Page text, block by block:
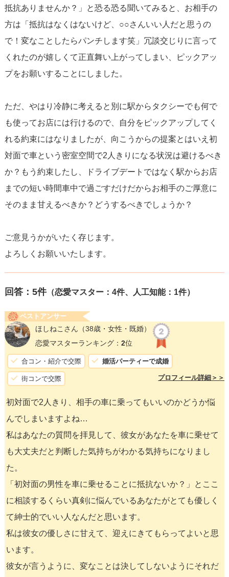
抵抗ありませんか？」と恐る恐る聞いてみると、お相手の
方は「抵抗はなくはないけど、○○さんいい人だと思うの
で！変なことしたらパンチします笑」冗談交じりに言って
くれたのが嬉しくて正直舞い上がってしまい、ピックアッ
プをお願いすることにしました。
ただ、やはり冷静に考えると別に駅からタクシーでも何で
も使ってお店には行けるので、自分をピックアップしてく
れる約束にはなりましたが、向こうからの提案とはいえ初
対面で車という密室空間で2人きりになる状況は避けるべき
か？もう約束したし、ドライブデートではなく駅からお店
までの短い時間車中で過ごすだけだからお相手のご厚意に
そのまま甘えるべきか？どうするべきでしょうか？
ご意見うかがいたく存じます。
よろしくお願いいたします。
回答： 5件（恋愛マスター：4件、人工知能：1件）
ベストアンサー
ほしねこさん （38歳・女性・既婚）
恋愛マスターランキング： 2位
合コン・紹介で交際 婚活パーティーで成婚
街コンで交際 プロフィール詳細＞＞
初対面で2人きり、相手の車に乗ってもいいのかどうか悩
んでしまいますよね…
私はあなたの質問を拝見して、彼女があなたを車に乗せて
も大丈夫だと判断した気持ちがわかる気持ちになりまし
た。
「初対面の男性を車に乗せることに抵抗ないか？」とここ
に相談するくらい真剣に悩んでいるあなたがとても優しく
て紳士的でいい人なんだと思います。
私は彼女の優しさに甘えて、迎えにきてもらってよいと思
います。
彼女が言うように、変なことは決してしないようにそれだ